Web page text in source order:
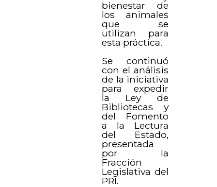
bienestar de
los animales
que se
utilizan para
esta práctica.
Se continuó
con el análisis
de la iniciativa
para expedir
la Ley de
Bibliotecas y
del Fomento
a la Lectura
del Estado,
presentada
por la
Fracción
Legislativa del
PRI.